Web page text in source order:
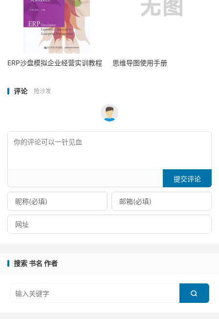
ERP沙盘模拟企业经营实训教程 思维导图使用手册
评论 抢沙发
提交评论
搜索 书名 作者
